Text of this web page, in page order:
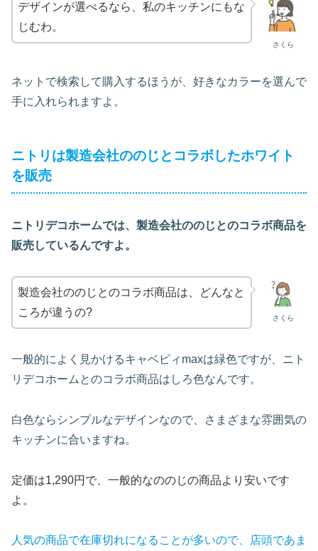
さくら
デザインが選べるなら、私のキッチンにもな
じむわ。
ネットで検索して購入するほうが、好きなカラーを選んで
手に入れられますよ。
ニトリは製造会社ののじとコラボしたホワイト
を販売
ニトリデコホームでは、製造会社ののじとのコラボ商品を
販売しているんですよ。
さくら
製造会社ののじとのコラボ商品は、どんなと
ころが違うの?
一般的によく見かけるキャベピィmaxは緑色ですが、ニト
リデコホームとのコラボ商品はしろ色なんです。
白色ならシンプルなデザインなので、さまざまな雰囲気の
キッチンに合いますね。
定価は1,290円で、一般的なののじの商品より安いです
よ。
人気の商品で在庫切れになることが多いので、店頭であま